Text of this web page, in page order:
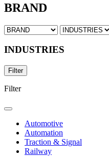
BRAND
INDUSTRIES
Filter
Filter
Automotive
Automation
Traction & Signal
Railway